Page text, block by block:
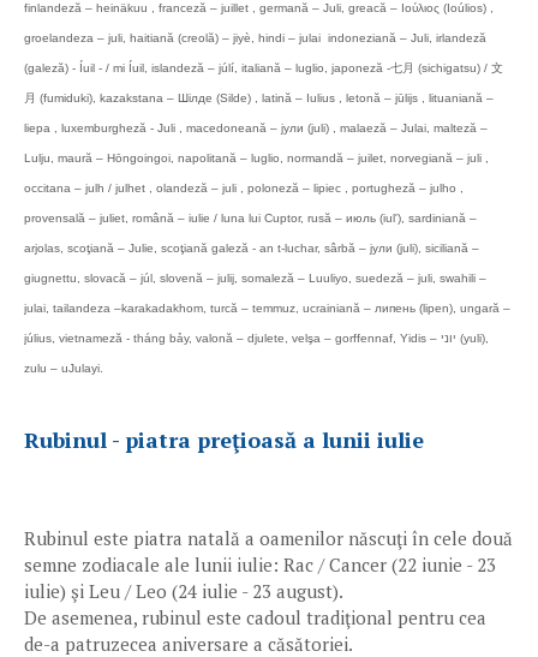
finlandeză – heinäkuu , franceză – juillet , germană – Juli, greacă – Iούλιος (Ioúlios) ,
groelandeza – juli, haitiană (creolă) – jiyè, hindi – julai indoneziană – Juli, irlandeză
(galeză) - Íuil - / mi Íuil, islandeză – júlí, italiană – luglio, japoneză -七月 (sichigatsu) / 文
月 (fumiduki), kazakstana – Шілде (Silde) , latină – Iulius , letonă – jūlijs , lituaniană –
liepa , luxemburgheză - Juli , macedoneană – јули (juli) , malaeză – Julai, malteză –
Lulju, maură – Hōngoingoi, napolitană – luglio, normandă – juilet, norvegiană – juli ,
occitana – julh / julhet , olandeză – juli , poloneză – lipiec , portugheză – julho ,
provensală – juliet, română – iulie / luna lui Cuptor, rusă – июль (iul'), sardiniană –
arjolas, scoţiană – Julie, scoţiană galeză - an t-luchar, sârbă – јули (juli), siciliană –
giugnettu, slovacă – júl, slovenă – julij, somaleză – Luuliyo, suedeză – juli, swahili –
julai, tailandeza –karakadakhom, turcă – temmuz, ucrainiană – липень (lipen), ungară –
július, vietnameză - tháng bảy, valonă – djulete, velşa – gorffennaf, Yidis – יוני (yuli),
zulu – uJulayi.
Rubinul - piatra preţioasă a lunii iulie
Rubinul este piatra natală a oamenilor născuţi în cele două
semne zodiacale ale lunii iulie: Rac / Cancer (22 iunie - 23
iulie) şi Leu / Leo (24 iulie - 23 august).
De asemenea, rubinul este cadoul tradiţional pentru cea
de-a patruzecea aniversare a căsătoriei.